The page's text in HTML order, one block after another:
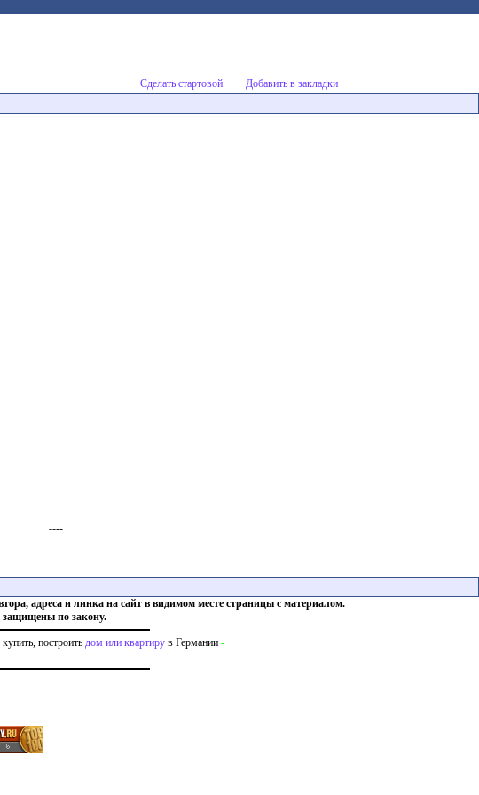
Сделать стартовой
Добавить в закладки
----
адреса и линка на сайт в видимом месте страницы с материалом.
защищены по закону.
купить, построить дом или квартирув Германии -